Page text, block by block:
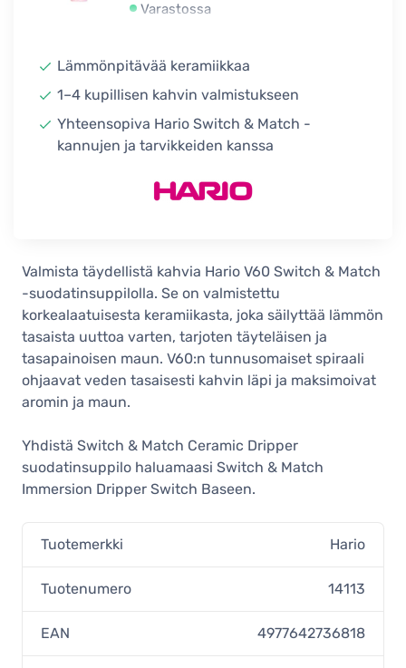
Varastossa
02, Canyon
32,90 €
Hario V60 Switch & Match
32,90 €
keraaminen suodatinsuppilo 02,
matta laivastonsininen
32,90 €
Varastossa
Hario V60 Switch & Match
keraaminen suodatinsuppilo koko
02, öljynvihreä
Hario V60 Switch & Match
keraaminen suodatinsuppilo koko
02, mattamusta
Lämmönpitävää keramiikkaa
1–4 kupillisen kahvin valmistukseen
Yhteensopiva Hario Switch & Match -
kannujen ja tarvikkeiden kanssa
Valmista täydellistä kahvia Hario V60 Switch & Match
-suodatinsuppilolla. Se on valmistettu
korkealaatuisesta keramiikasta, joka säilyttää lämmön
tasaista uuttoa varten, tarjoten täyteläisen ja
tasapainoisen maun. V60:n tunnusomaiset spiraali
ohjaavat veden tasaisesti kahvin läpi ja maksimoivat
aromin ja maun.
Yhdistä Switch & Match Ceramic Dripper
suodatinsuppilo haluamaasi Switch & Match
Immersion Dripper Switch Baseen.
Tuotemerkki Hario
Tuotenumero 14113
EAN 4977642736818